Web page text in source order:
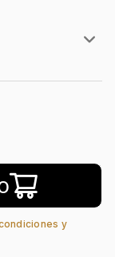
+ Amarillo
y